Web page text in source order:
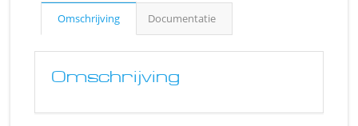
Omschrijving Documentatie
Omschrijving